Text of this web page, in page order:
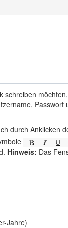
schreiben
durch Anklicken
Hinweis: Das
Jahre)